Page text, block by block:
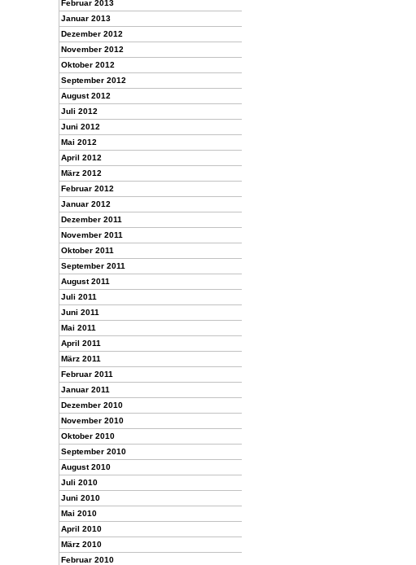
Februar 2013
Januar 2013
Dezember 2012
November 2012
Oktober 2012
September 2012
August 2012
Juli 2012
Juni 2012
Mai 2012
April 2012
März 2012
Februar 2012
Januar 2012
Dezember 2011
November 2011
Oktober 2011
September 2011
August 2011
Juli 2011
Juni 2011
Mai 2011
April 2011
März 2011
Februar 2011
Januar 2011
Dezember 2010
November 2010
Oktober 2010
September 2010
August 2010
Juli 2010
Juni 2010
Mai 2010
April 2010
März 2010
Februar 2010